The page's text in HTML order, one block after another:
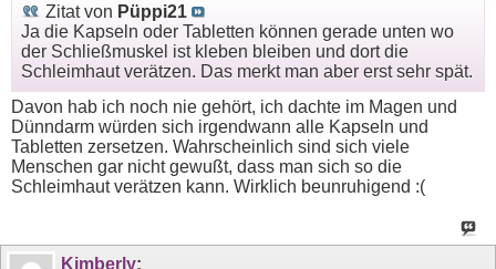
Zitat von Püppi21
Ja die Kapseln oder Tabletten können gerade unten wo
der Schließmuskel ist kleben bleiben und dort die
Schleimhaut verätzen. Das merkt man aber erst sehr spät.
Davon hab ich noch nie gehört, ich dachte im Magen und
Dünndarm würden sich irgendwann alle Kapseln und
Tabletten zersetzen. Wahrscheinlich sind sich viele
Menschen gar nicht gewußt, dass man sich so die
Schleimhaut verätzen kann. Wirklich beunruhigend :(
Kimberly: